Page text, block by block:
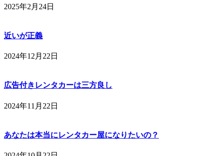
2025年2月24日
近いが正義
2024年12月22日
広告付きレンタカーは三方良し
2024年11月22日
あなたは本当にレンタカー屋になりたいの？